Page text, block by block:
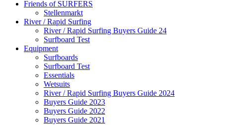
Friends of SURFERS
Stellenmarkt
River / Rapid Surfing
River / Rapid Surfing Buyers Guide 24
Surfboard Test
Equipment
Surfboards
Surfboard Test
Essentials
Wetsuits
River / Rapid Surfing Buyers Guide 2024
Buyers Guide 2023
Buyers Guide 2022
Buyers Guide 2021